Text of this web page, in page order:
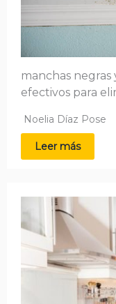
manchas negras
efectivos para
Noelia Díaz Pose
Leer más